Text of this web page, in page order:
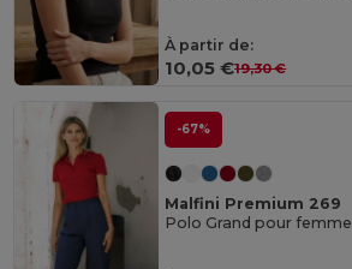
À partir de:
10,05 €19,30 €
-67%
Malfini Premium 269
Polo Grand pour femme